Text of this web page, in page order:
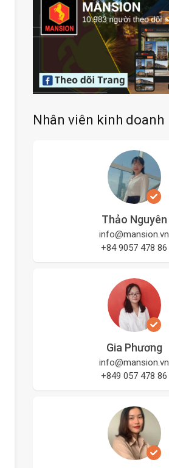
Nhân viên kinh doanh
Thảo Nguyên
info@mansion.vn
+84 9057 478 86
Gia Phương
info@mansion.vn
+849 057 478 86